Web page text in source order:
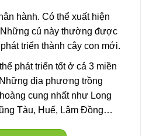
hành. Có thể xuất hiện
củ này thường được
triển thành cây con mới.
phát triển tốt ở cả 3 miền
địa phương trồng
cung nhất như Long
Tàu, Huế, Lâm Đồng…